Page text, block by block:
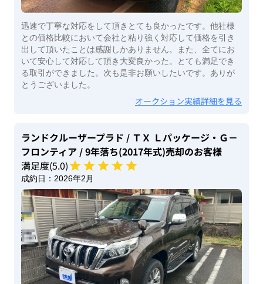
迅速で丁寧な対応をして頂きとても良かったです。他社様
との価格比較において会社と粘り強く対応して価格を引き
出して頂いたことは感謝しかありません。また、全てにお
いて安心して対応して頂き大変良かった。とても満足でき
る取引ができました。次も是非お願いしたいです。ありが
とうございました。
オークション実績詳細を見る
ランドクルーザープラド / ＴＸ Ｌパッケージ・Ｇ－
フロンティア / 9年落ち(2017年式)売却のお客様
満足度(5.0)
成約日： 2026年2月